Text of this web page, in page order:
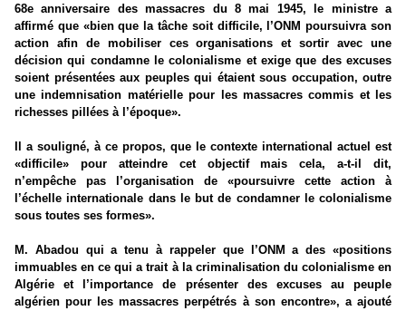
68e anniversaire des massacres du 8 mai 1945, le ministre a
affirmé que «bien que la tâche soit difficile, l’ONM poursuivra son
action afin de mobiliser ces organisations et sortir avec une
décision qui condamne le colonialisme et exige que des excuses
soient présentées aux peuples qui étaient sous occupation, outre
une indemnisation matérielle pour les massacres commis et les
richesses pillées à l’époque».
Il a souligné, à ce propos, que le contexte international actuel est
«difficile» pour atteindre cet objectif mais cela, a-t-il dit,
n’empêche pas l’organisation de «poursuivre cette action à
l’échelle internationale dans le but de condamner le colonialisme
sous toutes ses formes».
M. Abadou qui a tenu à rappeler que l’ONM a des «positions
immuables en ce qui a trait à la criminalisation du colonialisme en
Algérie et l’importance de présenter des excuses au peuple
algérien pour les massacres perpétrés à son encontre», a ajouté